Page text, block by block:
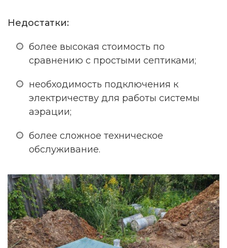
Недостатки:
более высокая стоимость по
сравнению с простыми септиками;
необходимость подключения к
электричеству для работы системы
аэрации;
более сложное техническое
обслуживание.